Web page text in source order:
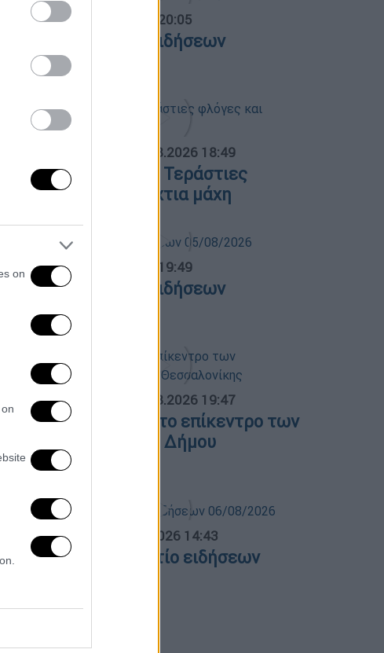
on
Κεντρικό... 06.08.2026 20:05
Κεντρικό δελτίο ειδήσεων
06/08/2026
06.08.2026 18:49
Φωτιά στη Σκύρο: Τεράστιες
φλόγες και ολονύχτια μάχη
Κεντρικό... 05.08.2026 19:49
Κεντρικό δελτίο ειδήσεων
05/08/2026
ΑΠΟΣΠΑΣΜΑΤΑ... 06.08.2026 19:47
ΔΕΘ και Τούμπα στο επίκεντρο των
διεκδικήσεων του Δήμου
Θεσσαλονίκης
Μεσημεριανό... 06.08.2026 14:43
Μεσημεριανό δελτίο ειδήσεων